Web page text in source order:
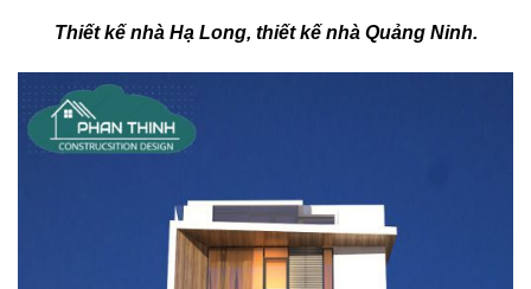
Thiết kế nhà Hạ Long, thiết kế nhà Quảng Ninh.